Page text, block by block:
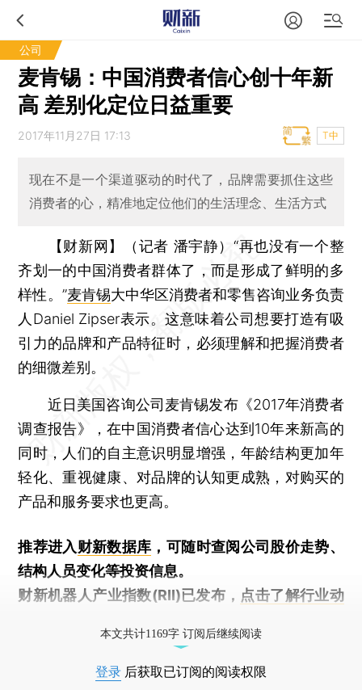
公司
麦肯锡：中国消费者信心创十年新
高 差别化定位日益重要
2017年11月27日 17:13 T中
现在不是一个渠道驱动的时代了，品牌需要抓住这些
消费者的心，精准地定位他们的生活理念、生活方式
【财新网】（记者 潘宇静）“再也没有一个整
齐划一的中国消费者群体了，而是形成了鲜明的多
样性。”麦肯锡大中华区消费者和零售咨询业务负责
人Daniel Zipser表示。这意味着公司想要打造有吸
引力的品牌和产品特征时，必须理解和把握消费者
的细微差别。
近日美国咨询公司麦肯锡发布《2017年消费者
调查报告》，在中国消费者信心达到10年来新高的
同时，人们的自主意识明显增强，年龄结构更加年
轻化、重视健康、对品牌的认知更成熟，对购买的
产品和服务要求也更高。
推荐进入财新数据库 ，可随时查阅公司股价走势、
结构人员变化等投资信息。
财新机器人产业指数(RII)已发布， 点击了解行业动
本文共计1169字 订阅后继续阅读
登录 后获取已订阅的阅读权限